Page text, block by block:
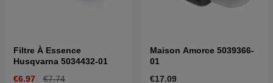
Filtre À Essence
Husqvarna 5034432-01
€6.97
€7.74
Maison Amorce 5039366-
01
€17.09